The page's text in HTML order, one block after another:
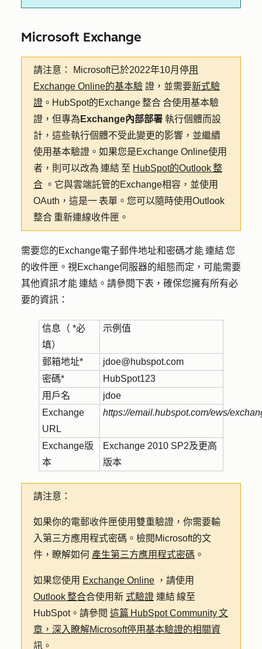
Microsoft Exchange
請注意： Microsoft已於2022年10月停用
Exchange Online的基本驗 證，並需要新式驗
證 。HubSpot的Exchange 整合 合使用基本驗
證，但專為 Exchange內部部署 執行個體而設
計，這些執行個體不受此變更的影響，並繼續
使用基本驗證。如果您是Exchange Online使用
者，則可以改為 連結 至 HubSpot的Outlook 整
合 。它與雲端託管的Exchange相容，並使用
OAuth，這是一 表單。您可以隨時使用Outlook
整合 重新連線收件匣。
需要您的Exchange電子郵件地址和密碼才能 連結 您
的收件匣。視Exchange伺服器的組態而定，可能需要
其他資訊才能 連結。請參閱下表，確保您擁有所有必
要的資訊：
信息 （ *必
填）
示例值
郵箱地址*
jdoe@hubspot.com
密碼*
HubSpot123
用戶名
jdoe
Exchange
URL
https://email.hubspot.com/ews/
Exchange版
本
Exchange 2010 SP2及更高
版本
請注意：
如果你的電郵收件匣使用雙重驗證，你需要輸
入第三方應用程式密碼。檢閱Microsoft的文
件，瞭解如何 產生第三方應用程式密碼 。
如果您使用 Exchange Online ，請使用
Outlook 整合合使用新 式驗證 連結 線至
HubSpot。請參閱 這篇 HubSpot Community 文
章，深入瞭解Microsoft停用基本驗證的相關資
訊 。